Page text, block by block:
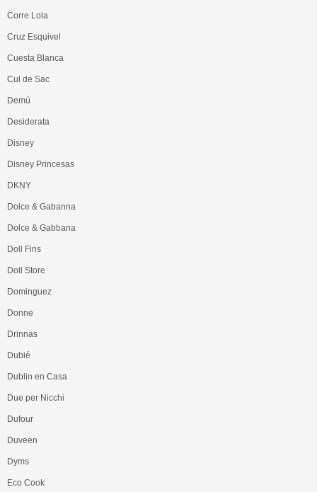
Corre Lola
Cruz Esquivel
Cuesta Blanca
Cul de Sac
Demú
Desiderata
Disney
Disney Princesas
DKNY
Dolce & Gabanna
Dolce & Gabbana
Doll Fins
Doll Store
Dominguez
Donne
Drinnas
Dubié
Dublin en Casa
Due per Nicchi
Dufour
Duveen
Dyms
Eco Cook